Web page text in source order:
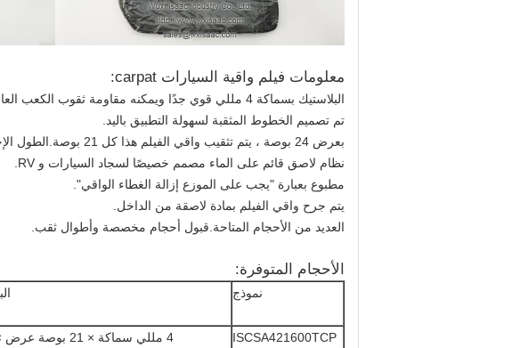
معلومات فيلم واقية السيارات carpat:
البلاستيك بسماكة 4 مللي قوي جدًا ويمكنه مقاومة ثقوب الكعب العالي.
تم تصميم الخطوط المثقبة لسهولة التطبيق باليد.
بعرض 24 بوصة ، يتم تثقيب واقي الفيلم هذا كل 21 بوصة.الطول الإجمالي 600 قدم لكل لفة.
نظام لاصق قائم على الماء مصمم خصيصًا لسجاد السيارات و RV.
مطبوع بعبارة "يجب على الموزع إزالة الغطاء الواقي".
يتم جرح واقي الفيلم بمادة لاصقة من الداخل.
العديد من الأحجام المتاحة.قبول أحجام مخصصة وأطوال ثقب.
الأحجام المتوفرة:
نموذج
ISCSA421600TCP
4 مللي سماكة × 21 بوصة عرض × 600 قدم طويلة